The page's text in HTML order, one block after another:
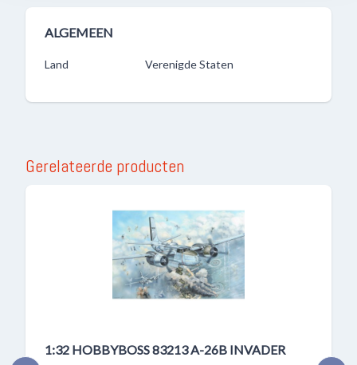
ALGEMEEN
Land Verenigde Staten
Gerelateerde producten
1:32 HOBBYBOSS 83213 A-26B INVADER